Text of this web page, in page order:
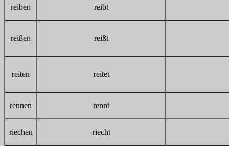
reiben reibt
reißen reißt
reiten reitet
rennen rennt
riechen riecht